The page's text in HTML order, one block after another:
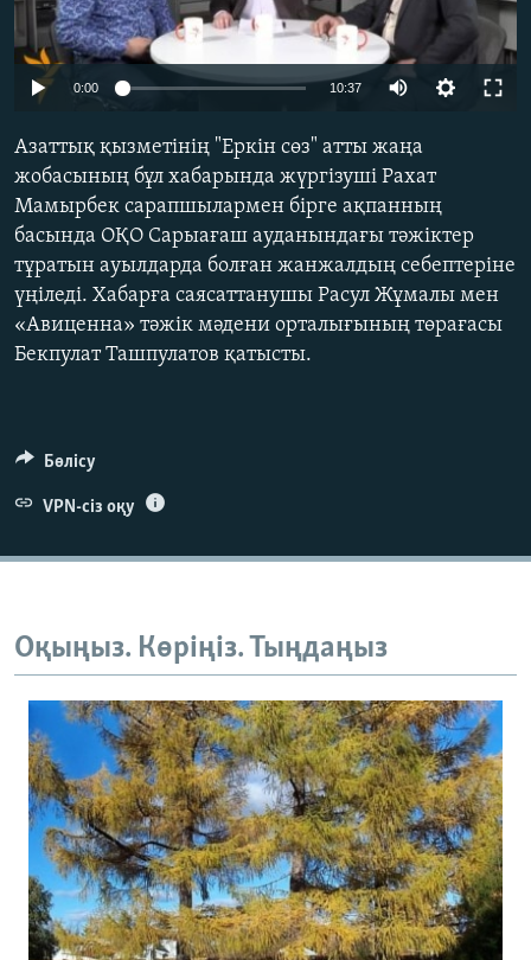
ЖАЗЫЛЫҢЫЗ
0:00 10:37
Азаттық қызметінің "Еркін сөз" атты жаңа
жобасының бұл хабарында жүргізуші Рахат
Мамырбек сарапшылармен бірге ақпанның
басында ОҚО Сарыағаш ауданындағы тәжіктер
тұратын ауылдарда болған жанжалдың себептеріне
үңіледі. Хабарға саясаттанушы Расул Жұмалы мен
«Авиценна» тәжік мәдени орталығының төрағасы
Бекпулат Ташпулатов қатысты.
Бөлісу
VPN-сіз оқу
Оқыңыз. Көріңіз. Тыңдаңыз